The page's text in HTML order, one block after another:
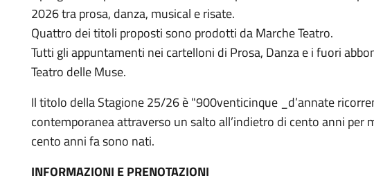
2026 tra prosa, danza, musical e risate.
Quattro dei titoli proposti sono prodotti da Marche Teatro.
Tutti gli appuntamenti nei cartelloni di Prosa, Danza e i fuori
Teatro delle Muse.
Il titolo della Stagione 25/26 è "900venticinque _d’annate
contemporanea attraverso un salto all’indietro di cento anni per
cento anni fa sono nati.
INFORMAZIONI E PRENOTAZIONI